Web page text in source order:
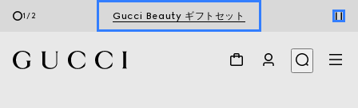
1 /2 Gucci Beauty ギフトセット